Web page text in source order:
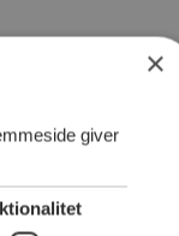
Følg
×
giver